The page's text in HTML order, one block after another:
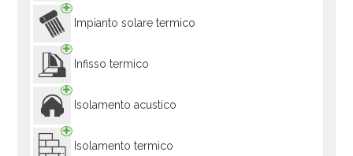
Impianto solare termico
Infisso termico
Isolamento acustico
Isolamento termico